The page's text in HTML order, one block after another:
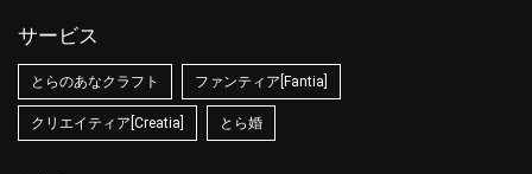
サービス
とらのあなクラフト ファンティア[Fantia]
クリエイティア[Creatia] とら婚